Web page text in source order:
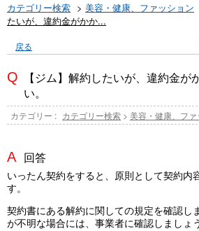
カテゴリー検索 > 美容・健康、ファッション
たいが、違約金がかか...
戻る
【ジム】解約したいが、違約金が
い。
カテゴリー : カテゴリー検索 > 美容・健康、ファ
回答
いったん契約をすると、原則として契約内
す。
契約書にある解約に関しての規定を確認し
が不明な場合には、事業者に確認しましょう